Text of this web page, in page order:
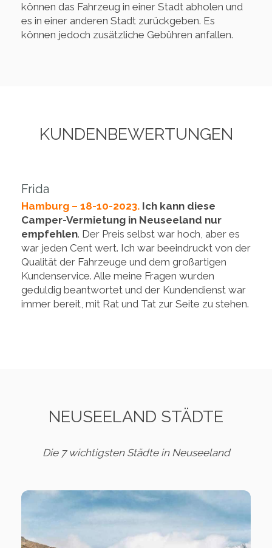
können das Fahrzeug in einer Stadt abholen und
es in einer anderen Stadt zurückgeben. Es
können jedoch zusätzliche Gebühren anfallen.
KUNDENBEWERTUNGEN
Frida
Hamburg – 18-10-2023. Ich kann diese
Camper-Vermietung in Neuseeland nur
empfehlen. Der Preis selbst war hoch, aber es
war jeden Cent wert. Ich war beeindruckt von der
Qualität der Fahrzeuge und dem großartigen
Kundenservice. Alle meine Fragen wurden
geduldig beantwortet und der Kundendienst war
immer bereit, mit Rat und Tat zur Seite zu stehen.
NEUSEELAND STÄDTE
Die 7 wichtigsten Städte in Neuseeland